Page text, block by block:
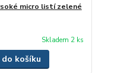
micro listí zelené
Skladem 2 ks
košíku